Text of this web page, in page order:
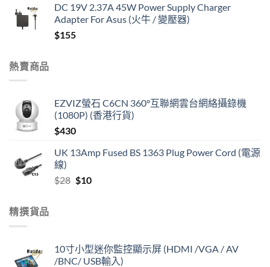
DC 19V 2.37A 45W Power Supply Charger
Adapter For Asus (火牛 / 變壓器)
$155
熱賣商品
EZVIZ螢石 C6CN 360°互聯網雲台網絡攝錄機
(1080P) (香港行貨)
$430
UK 13Amp Fused BS 1363 Plug Power Cord (電源
線)
$28 Original
$10Current
精撰貨品
10寸小型迷你監控顯示屏 (HDMI /VGA / AV
/BNC/ USB輸入)